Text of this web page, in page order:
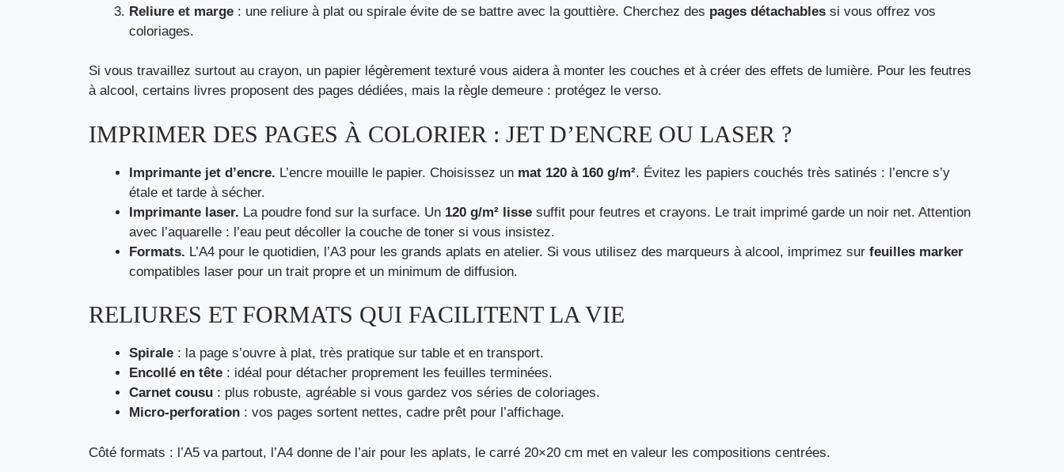
Reliure et marge : une reliure à plat ou spirale évite de se battre avec la gouttière. Cherchez des pages détachables si vous offrez vos
coloriages.
Si vous travaillez surtout au crayon, un papier légèrement texturé vous aidera à monter les couches et à créer des effets de lumière. Pour les feutres
à alcool, certains livres proposent des pages dédiées, mais la règle demeure : protégez le verso.
IMPRIMER DES PAGES À COLORIER : JET D’ENCRE OU LASER ?
Imprimante jet d’encre. L’encre mouille le papier. Choisissez un mat 120 à 160 g/m². Évitez les papiers couchés très satinés : l’encre s’y
étale et tarde à sécher.
Imprimante laser. La poudre fond sur la surface. Un 120 g/m² lisse suffit pour feutres et crayons. Le trait imprimé garde un noir net. Attention
avec l’aquarelle : l’eau peut décoller la couche de toner si vous insistez.
Formats. L’A4 pour le quotidien, l’A3 pour les grands aplats en atelier. Si vous utilisez des marqueurs à alcool, imprimez sur feuilles marker
compatibles laser pour un trait propre et un minimum de diffusion.
RELIURES ET FORMATS QUI FACILITENT LA VIE
Spirale : la page s’ouvre à plat, très pratique sur table et en transport.
Encollé en tête : idéal pour détacher proprement les feuilles terminées.
Carnet cousu : plus robuste, agréable si vous gardez vos séries de coloriages.
Micro-perforation : vos pages sortent nettes, cadre prêt pour l’affichage.
Côté formats : l’A5 va partout, l’A4 donne de l’air pour les aplats, le carré 20×20 cm met en valeur les compositions centrées.